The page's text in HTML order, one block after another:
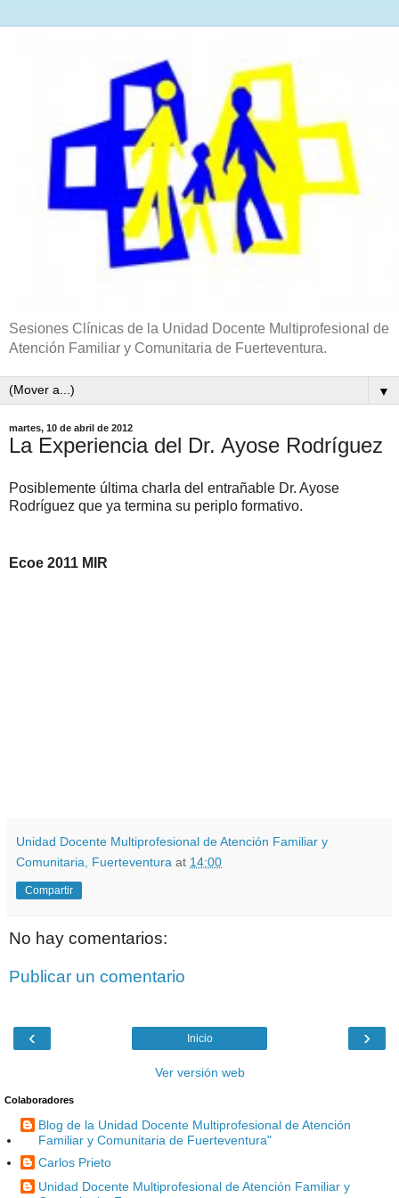
Sesiones Clínicas de la Unidad Docente Multiprofesional de
Atención Familiar y Comunitaria de Fuerteventura.
▼
martes, 10 de abril de 2012
La Experiencia del Dr. Ayose Rodríguez
Posiblemente última charla del entrañable Dr. Ayose
Rodríguez que ya termina su periplo formativo.
Ecoe 2011 MIR
Unidad Docente Multiprofesional de Atención Familiar y
Comunitaria, Fuerteventura at 14:00
Compartir
No hay comentarios:
Publicar un comentario
‹ ›
Inicio
Ver versión web
Colaboradores
Blog de la Unidad Docente Multiprofesional de Atención
Familiar y Comunitaria de Fuerteventura"
Carlos Prieto
Unidad Docente Multiprofesional de Atención Familiar y